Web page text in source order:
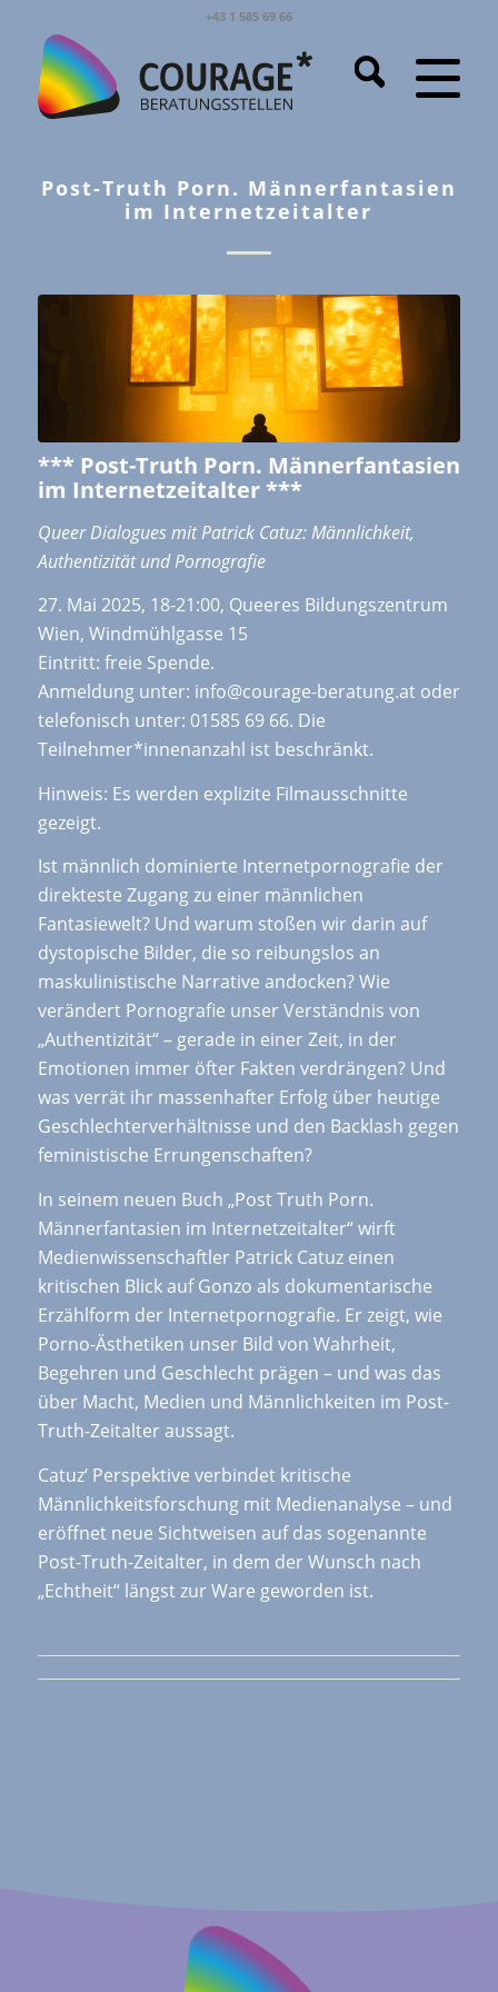
+43 1 585 69 66
Post-Truth Porn. Männerfantasien
im Internetzeitalter
*** Post-Truth Porn. Männerfantasien
im Internetzeitalter ***
Queer Dialogues mit Patrick Catuz: Männlichkeit,
Authentizität und Pornografie
27. Mai 2025, 18-21:00, Queeres Bildungszentrum
Wien, Windmühlgasse 15
Eintritt: freie Spende.
Anmeldung unter: info@courage-beratung.at oder
telefonisch unter: 01585 69 66. Die
Teilnehmer*innenanzahl ist beschränkt.
Hinweis: Es werden explizite Filmausschnitte
gezeigt.
Ist männlich dominierte Internetpornografie der
direkteste Zugang zu einer männlichen
Fantasiewelt? Und warum stoßen wir darin auf
dystopische Bilder, die so reibungslos an
maskulinistische Narrative andocken? Wie
verändert Pornografie unser Verständnis von
„Authentizität“ – gerade in einer Zeit, in der
Emotionen immer öfter Fakten verdrängen? Und
was verrät ihr massenhafter Erfolg über heutige
Geschlechterverhältnisse und den Backlash gegen
feministische Errungenschaften?
In seinem neuen Buch „Post Truth Porn.
Männerfantasien im Internetzeitalter“ wirft
Medienwissenschaftler Patrick Catuz einen
kritischen Blick auf Gonzo als dokumentarische
Erzählform der Internetpornografie. Er zeigt, wie
Porno-Ästhetiken unser Bild von Wahrheit,
Begehren und Geschlecht prägen – und was das
über Macht, Medien und Männlichkeiten im Post-
Truth-Zeitalter aussagt.
Catuz‘ Perspektive verbindet kritische
Männlichkeitsforschung mit Medienanalyse – und
eröffnet neue Sichtweisen auf das sogenannte
Post-Truth-Zeitalter, in dem der Wunsch nach
„Echtheit“ längst zur Ware geworden ist.